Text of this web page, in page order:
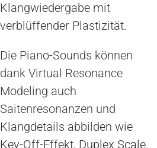
Klangwiedergabe mit
verblüffender Plastizität.
Die Piano-Sounds können
dank Virtual Resonance
Modeling auch
Saitenresonanzen und
Klangdetails abbilden wie
Key-Off-Effekt, Duplex Scale,